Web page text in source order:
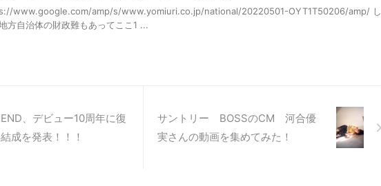
www.google.com/amp/s/www.yomiuri.co.jp/national/20220501-OYT1T50206/amp/ し
方自治体の財政難もあってここ1 ...
、デビュー10周年に復
成を発表！！！
サントリー BOSSのCM 河合優
実さんの動画を集めてみた！